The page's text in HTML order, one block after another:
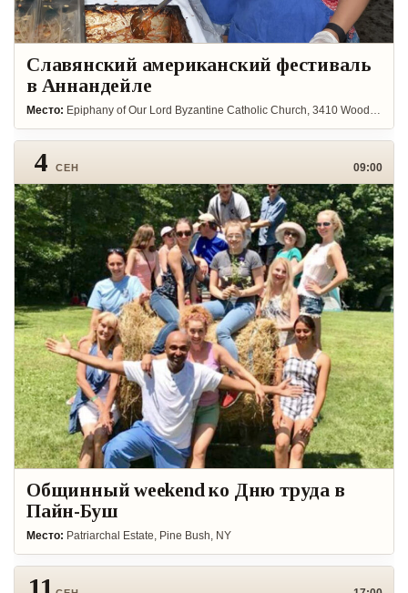
Славянский американский фестиваль
в Аннандейле
Место: Epiphany of Our Lord Byzantine Catholic Church, 3410 Woodburn Rd, Annandale, VA 22003
4 СЕН 09:00
Общинный weekend ко Дню труда в
Пайн-Буш
Место: Patriarchal Estate, Pine Bush, NY